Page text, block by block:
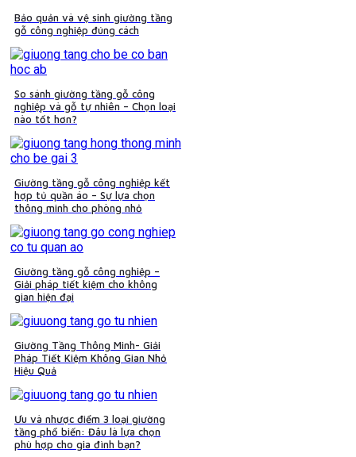
Bảo quản và vệ sinh giường tầng
gỗ công nghiệp đúng cách
So sánh giường tầng gỗ công
nghiệp và gỗ tự nhiên – Chọn loại
nào tốt hơn?
Giường tầng gỗ công nghiệp kết
hợp tủ quần áo – Sự lựa chọn
thông minh cho phòng nhỏ
Giường tầng gỗ công nghiệp –
Giải pháp tiết kiệm cho không
gian hiện đại
Giường Tầng Thông Minh- Giải
Pháp Tiết Kiệm Không Gian Nhỏ
Hiệu Quả
Ưu và nhược điểm 3 loại giường
tầng phổ biến: Đâu là lựa chọn
phù hợp cho gia đình bạn?